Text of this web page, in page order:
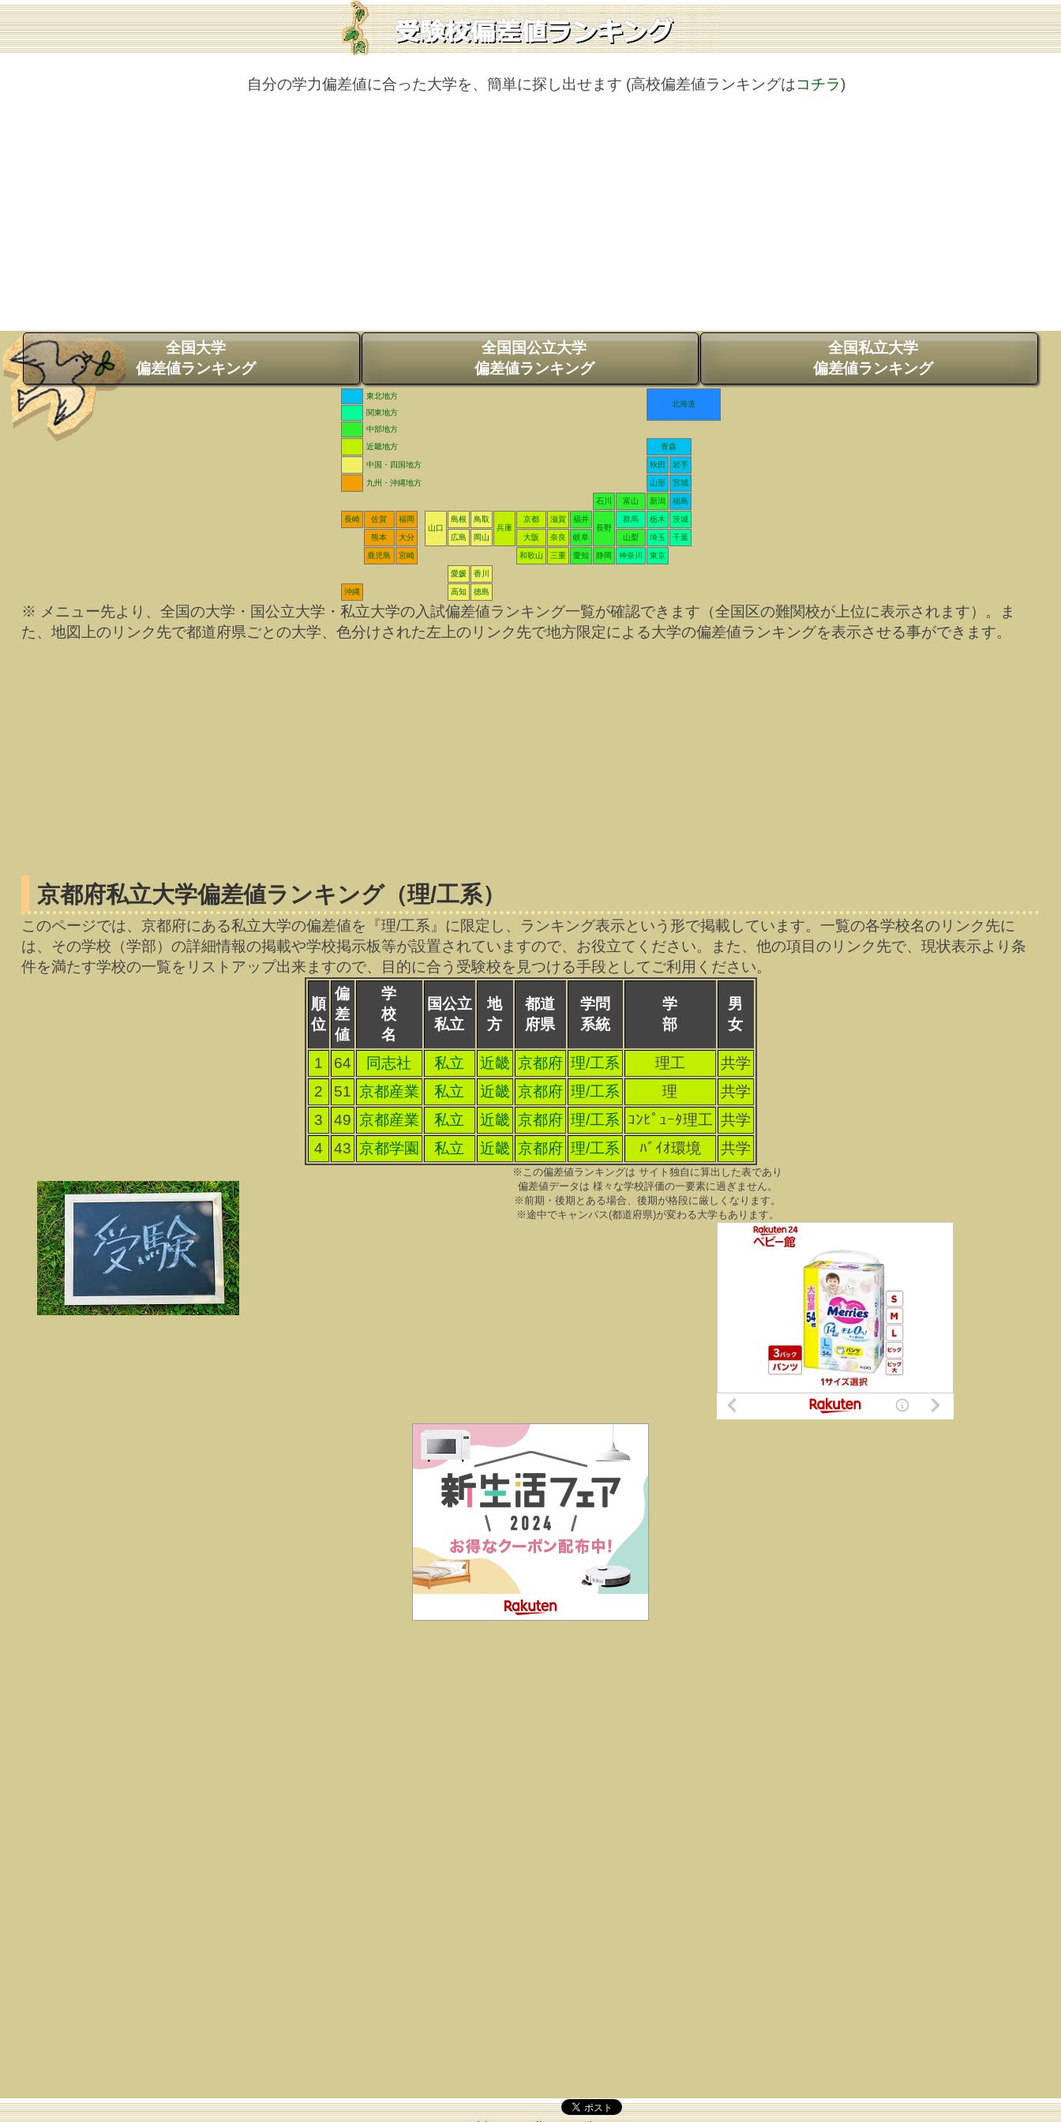
自分の学力偏差値に合った大学を、簡単に探し出せます (高校偏差値ランキングはコチラ)
全国大学
偏差値ランキング
全国国公立大学
偏差値ランキング
全国私立大学
偏差値ランキング
東北地方
北海道
関東地方
中部地方
近畿地方
青森
中国・四国地方 秋田 岩手
九州・沖縄地方 山形 宮城
石川 富山 新潟 福島
長崎 佐賀
福岡
山口
島根
鳥取
兵庫
京都 滋賀
福井
長野
群馬 栃木 茨城
熊本 大分 広島 岡山 大阪 奈良 岐阜 山梨 埼玉 千葉
鹿児島 宮崎 和歌山 三重 愛知 静岡 神奈川 東京
愛媛 香川
沖縄 高知 徳島
※ メニュー先より、全国の大学・国公立大学・私立大学の入試偏差値ランキング一覧が確認できます（全国区の難関校が上位に表示されます）。ま
た、地図上のリンク先で都道府県ごとの大学、色分けされた左上のリンク先で地方限定による大学の偏差値ランキングを表示させる事ができます。
京都府私立大学偏差値ランキング（理/工系）
このページでは、京都府にある私立大学の偏差値を『理/工系』に限定し、ランキング表示という形で掲載しています。一覧の各学校名のリンク先に
は、その学校（学部）の詳細情報の掲載や学校掲示板等が設置されていますので、お役立てください。また、他の項目のリンク先で、現状表示より条
件を満たす学校の一覧をリストアップ出来ますので、目的に合う受験校を見つける手段としてご利用ください。
順
位
偏
差
値
学
校
名
国公立
私立
地
方
都道
府県
学問
系統
学
部
男
女
1 64 同志社 私立 近畿 京都府 理/工系 理工
共学
2
51 京都産業 私立 近畿 京都府 理/工系 理
共学
3
49 京都産業 私立 近畿 京都府 理/工系 ｺﾝﾋﾟｭｰﾀ理工 共学
4
43 京都学園 私立 近畿 京都府 理/工系 ﾊﾞｲｵ環境 共学
※この偏差値ランキングは サイト独自に算出した表であり
偏差値データは 様々な学校評価の一要素に過ぎません。
※前期・後期とある場合、後期が格段に厳しくなります。
※途中でキャンパス(都道府県)が変わる大学もあります。